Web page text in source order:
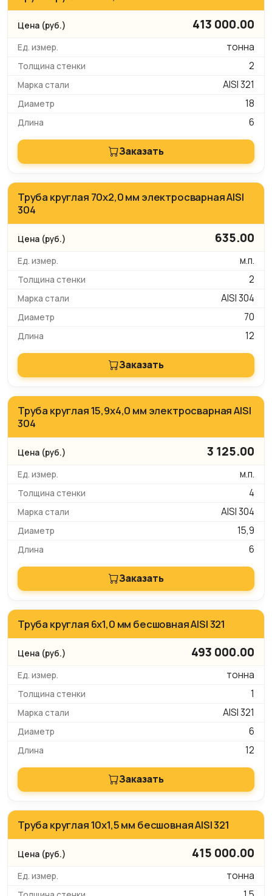
413 000.00
тонна
2
AISI 321
18
6
Заказать
Труба круглая 70х2,0 мм электросварная AISI
304
635.00
м.п.
2
AISI 304
70
12
Заказать
Труба круглая 15,9х4,0 мм электросварная AISI
304
3 125.00
м.п.
4
AISI 304
15,9
6
Заказать
Труба круглая 6х1,0 мм бесшовная AISI 321
493 000.00
тонна
1
AISI 321
6
12
Заказать
Труба круглая 10х1,5 мм бесшовная AISI 321
415 000.00
тонна